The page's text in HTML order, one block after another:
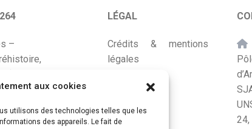
aux cookies
utilisons des technologies telles que les
des appareils. Le fait de
–
CNRS – UNS qui
autour de
sociétés du
LÉGAL
Crédits & mentions
légales
Plan du site
Accessibilité